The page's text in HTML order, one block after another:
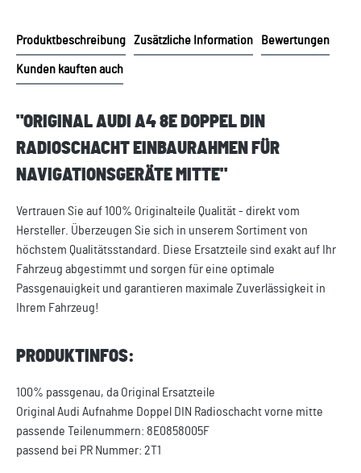
Produktbeschreibung Zusätzliche Information Bewertungen
Kunden kauften auch
"ORIGINAL AUDI A4 8E DOPPEL DIN
RADIOSCHACHT EINBAURAHMEN FÜR
NAVIGATIONSGERÄTE MITTE"
Vertrauen Sie auf 100% Originalteile Qualität - direkt vom
Hersteller. Überzeugen Sie sich in unserem Sortiment von
höchstem Qualitätsstandard. Diese Ersatzteile sind exakt auf Ihr
Fahrzeug abgestimmt und sorgen für eine optimale
Passgenauigkeit und garantieren maximale Zuverlässigkeit in
Ihrem Fahrzeug!
PRODUKTINFOS:
100% passgenau, da Original Ersatzteile
Original Audi Aufnahme Doppel DIN Radioschacht vorne mitte
passende Teilenummern: 8E0858005F
passend bei PR Nummer: 2T1